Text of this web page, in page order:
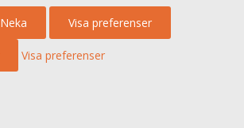
Neka Visa preferenser
Visa preferenser